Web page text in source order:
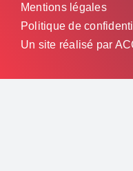
Mentions légales
Politique de
Un site réalisé par